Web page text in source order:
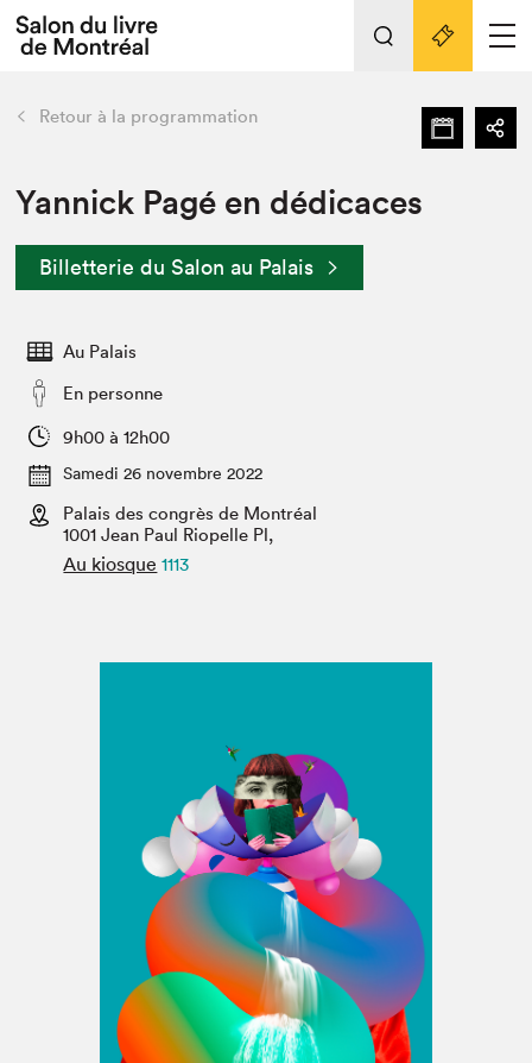
Espace exposant⋅e⋅s
Espace enseignant·e·s
Espace médias
L'événement
Préparer sa visite au Salon
Actualités
SLM PRO
retour Nos activités
Préparer sa visite
Salon dans la ville et en ligne
Projets partenaires
Liens pratiques
Retour à la programmation
Yannick Pagé en dédicaces
Billetterie du Salon au Palais
Au Palais
En personne
9h00 à 12h00
Samedi 26 novembre 2022
Palais des congrès de Montréal
1001 Jean Paul Riopelle Pl,
Au kiosque 1113